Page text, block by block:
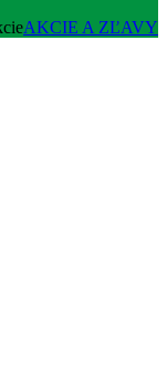
AKCIE A ZĽAVY